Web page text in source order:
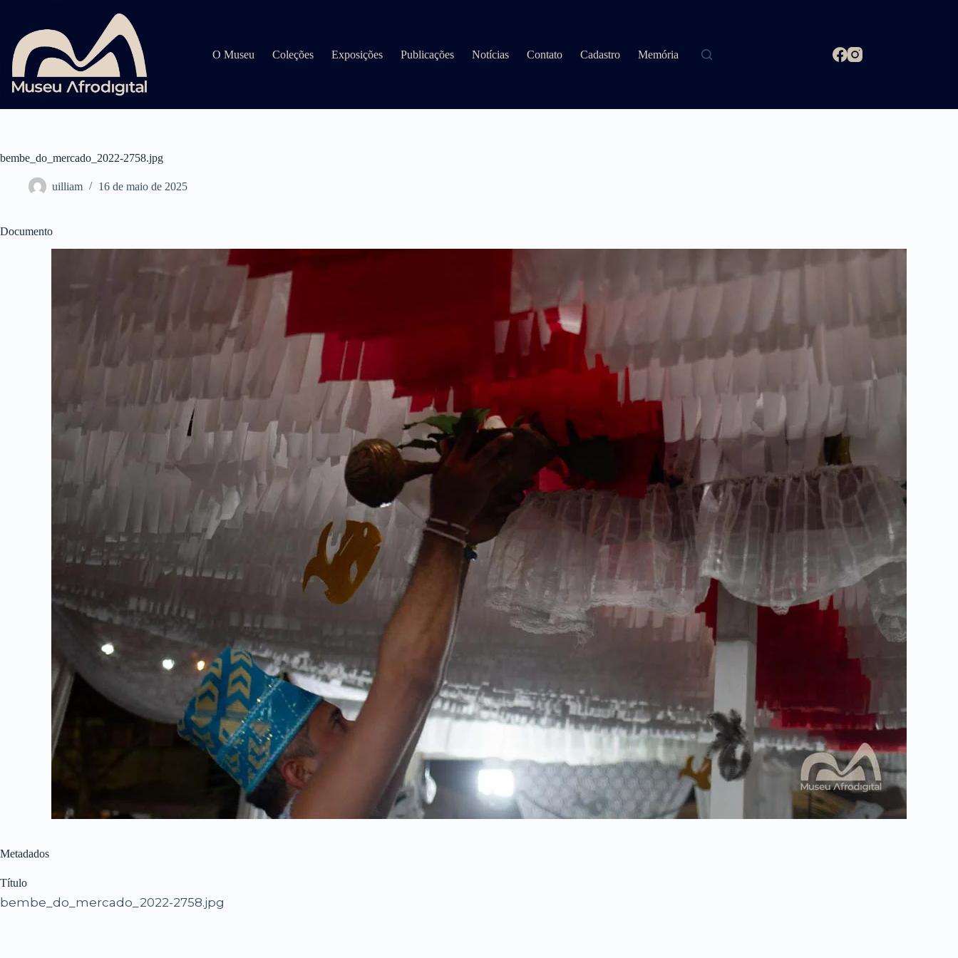
conteúdo
O Museu
Coleções Exposições Publicações Notícias Contato Cadastro Memória
bembe_do_mercado_2022-2758.jpg
uilliam 16 de maio de 2025
Documento
Metadados
Título
bembe_do_mercado_2022-2758.jpg